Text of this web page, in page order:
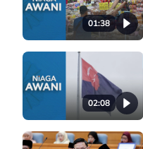
01:38
02:08